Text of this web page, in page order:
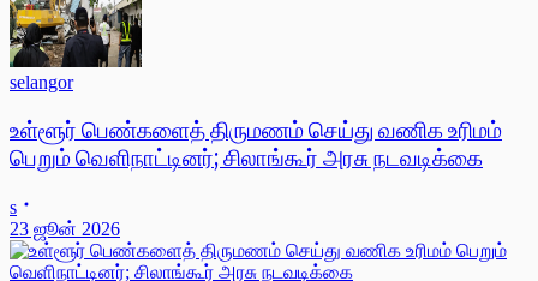
selangor
உள்ளூர் பெண்களைத் திருமணம் செய்து வணிக உரிமம்
பெறும் வெளிநாட்டினர்; சிலாங்கூர் அரசு நடவடிக்கை
s
23 ஜூன் 2026